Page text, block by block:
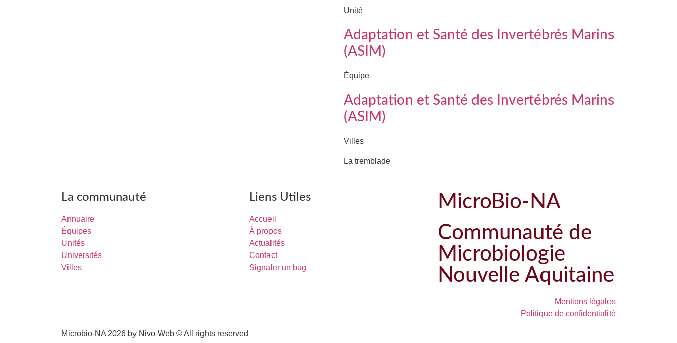
Unité
Adaptation et Santé des Invertébrés Marins
(ASIM)
Équipe
Adaptation et Santé des Invertébrés Marins
(ASIM)
Villes
La tremblade
La communauté
Annuaire
Équipes
Unités
Universités
Villes
Liens Utiles
Accueil
À propos
Actualités
Contact
Signaler un bug
MicroBio-NA
Communauté de
Microbiologie
Nouvelle Aquitaine
Mentions légales
Politique de confidentialité
Microbio-NA 2026 by Nivo-Web © All rights reserved